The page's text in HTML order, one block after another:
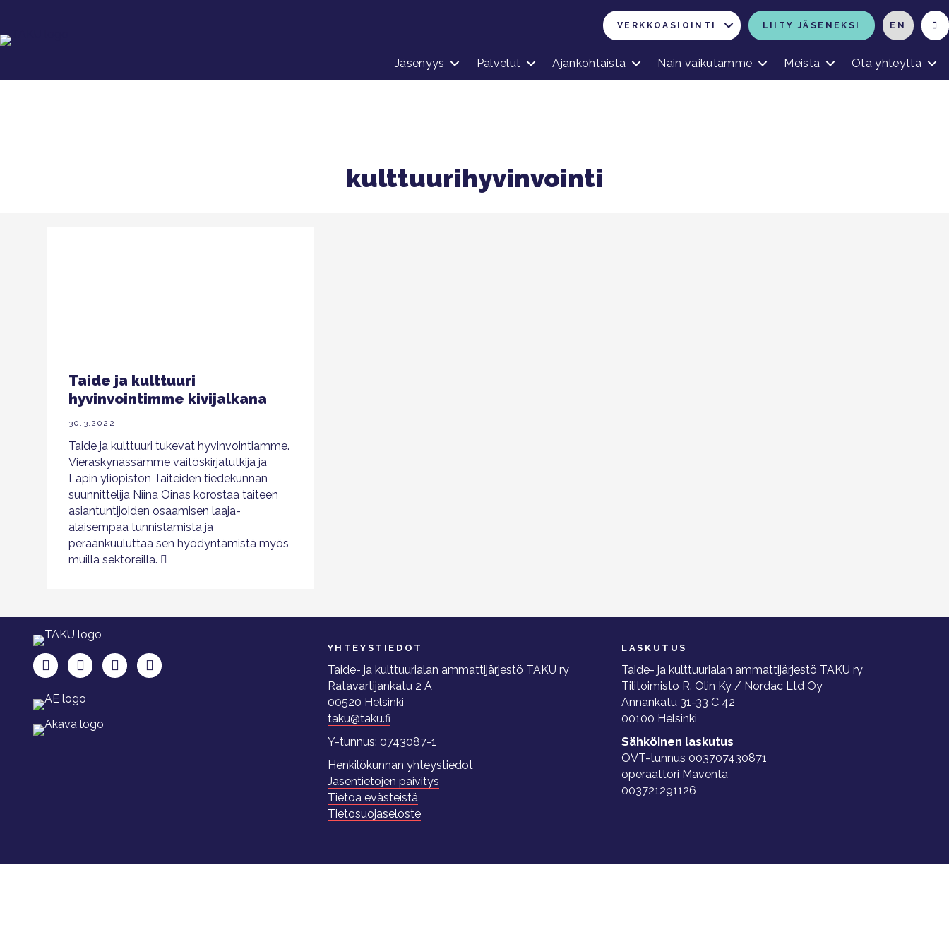
VERKKOASIOINTI LIITY JÄSENEKSI EN
Jäsenyys Palvelut Ajankohtaista Näin vaikutamme Meistä Ota yhteyttä
kulttuurihyvinvointi
Taide ja kulttuuri
hyvinvointimme kivijalkana
30.3.2022
Taide ja kulttuuri tukevat hyvinvointiamme.
Vieraskynässämme väitöskirjatutkija ja
Lapin yliopiston Taiteiden tiedekunnan
suunnittelija Niina Oinas korostaa taiteen
asiantuntijoiden osaamisen laaja-
alaisempaa tunnistamista ja
peräänkuuluttaa sen hyödyntämistä myös
muilla sektoreilla.
TAKU Facebookissa
TAKU Twitterissä
TAKU Instagramissa
TAKU LinkedInissä
YHTEYSTIEDOT
Taide- ja kulttuurialan ammattijärjestö TAKU ry
Ratavartijankatu 2 A
00520 Helsinki
taku@taku.fi
Y-tunnus: 0743087-1
Henkilökunnan yhteystiedot
Jäsentietojen päivitys
Tietoa evästeistä
Tietosuojaseloste
LASKUTUS
Taide- ja kulttuurialan ammattijärjestö TAKU ry
Tilitoimisto R. Olin Ky / Nordac Ltd Oy
Annankatu 31-33 C 42
00100 Helsinki
Sähköinen laskutus
OVT-tunnus 003707430871
operaattori Maventa
003721291126